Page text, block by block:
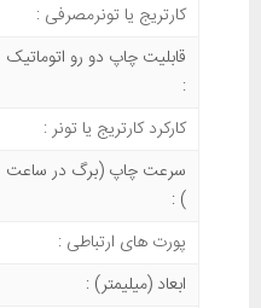
کارتریج یا تونرمصرفی :
قابلیت چاپ دو رو اتوماتیک
:
کارکرد کارتریج یا تونر :
سرعت چاپ (برگ در ساعت
) :
پورت های ارتباطی :
ابعاد (میلیمتر) :